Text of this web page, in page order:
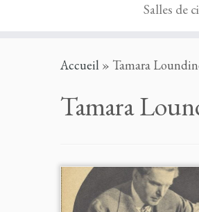
Salles de
Accueil » Tamara
Tamara